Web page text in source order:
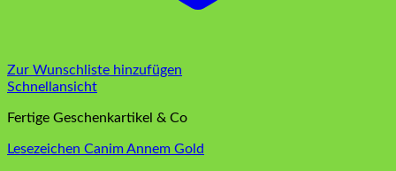
Zur Wunschliste hinzufügen
Schnellansicht
Fertige Geschenkartikel & Co
Lesezeichen Canim Annem Gold